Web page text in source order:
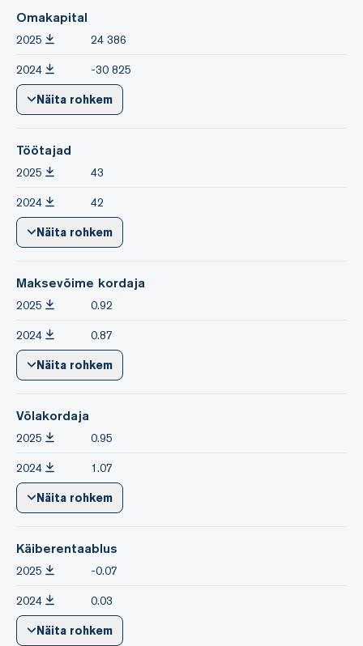
Omakapital
2025 24 386
2024 -30 825
Näita rohkem
Töötajad
2025 43
2024 42
Näita rohkem
Maksevõime kordaja
2025 0.92
2024 0.87
Näita rohkem
Võlakordaja
2025 0.95
2024 1.07
Näita rohkem
Käiberentaablus
2025 -0.07
2024 0.03
Näita rohkem